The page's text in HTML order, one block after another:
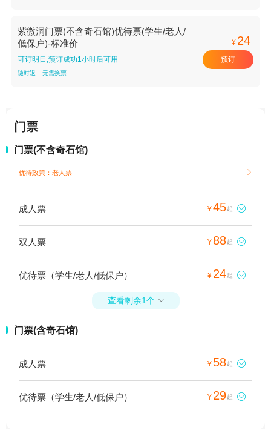
紫微洞门票(不含奇石馆)优待票(学生/老人/
低保户)-标准价
可订明日,预订成功1小时后可用
随时退 无需换票
¥ 24
预订
门票
门票(不含奇石馆)
优待政策：老人票 
成人票 ¥45起 
双人票 ¥ 88起 
优待票（学生/老人/低保户） ¥ 24起 
查看剩余1个 
门票(含奇石馆)
成人票 ¥ 58起 
优待票（学生/老人/低保户） ¥ 29起 